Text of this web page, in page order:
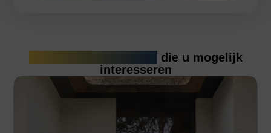
die u mogelijk
interesseren